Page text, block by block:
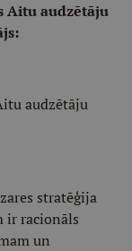
Aitu audzētāju
audzētāju
stratēģija
ir racionāls
un